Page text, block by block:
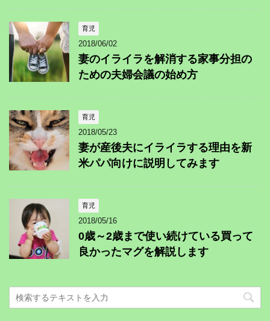
育児
2018/06/02
妻のイライラを解消する家事分担の
ための夫婦会議の始め方
育児
2018/05/23
妻が産後夫にイライラする理由を新
米パパ向けに説明してみます
育児
2018/05/16
0歳～2歳まで使い続けている買って
良かったマグを解説します